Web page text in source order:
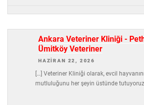
Ankara Veteriner Kliniği -
Ümitköy Veteriner
HAZIRAN 22, 2026
[…] Veteriner Kliniği olarak, evcil
mutluluğunu her şeyin üstünde